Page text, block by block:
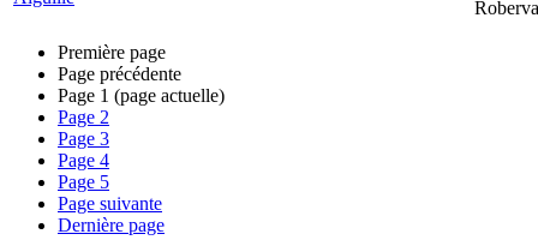
Première page
Page précédente
Page 1 (page actuelle)
Page 2
Page 3
Page 4
Page 5
Page suivante
Dernière page